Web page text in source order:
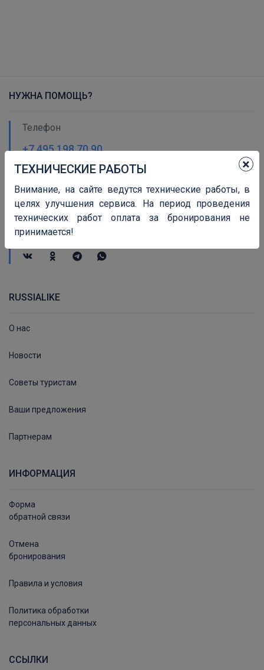
НУЖНА ПОМОЩЬ?
Телефон
+7 495 198 70 90
info@russialike.ru
Социальные сети
RUSSIALIKE
О нас
Новости
Советы туристам
Ваши предложения
Партнерам
ИНФОРМАЦИЯ
Форма
обратной связи
Отмена
бронирования
Правила и условия
Политика обработки
персональных данных
ССЫЛКИ
×
ТЕХНИЧЕСКИЕ РАБОТЫ
Внимание, на сайте ведутся технические работы, в
целях улучшения сервиса. На период проведения
технических работ оплата за бронирования не
принимается!